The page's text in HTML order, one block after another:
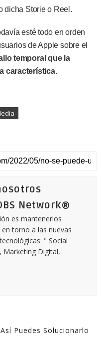
dicha Storie o Reel.
esté todo en orden
de Apple sobre el
temporal que la
característica.
Network®
es mantenerlos
torno a las nuevas
" Social
Marketing Digital,
Puedes Solucionarlo